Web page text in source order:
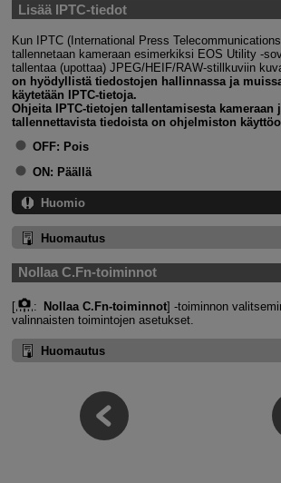
Lisää IPTC-tiedot
Kun IPTC (International Press
tallennetaan kameraan esimerkiksi EOS Utility
tallentaa (upottaa) JPEG/HEIF/RAW-stillkuviin
on hyödyllistä tiedostojen hallinnassa ja
käytetään IPTC-tietoja.
Ohjeita IPTC-tietojen tallentamisesta kameraan
tallennettavista tiedoista on ohjelmiston
OFF: Pois
ON: Päällä
Huomio
Huomautus
Nollaa C.Fn-toiminnot
[ : Nollaa C.Fn-toiminnot] ‑toiminnon
valinnaisten toimintojen asetukset.
Huomautus